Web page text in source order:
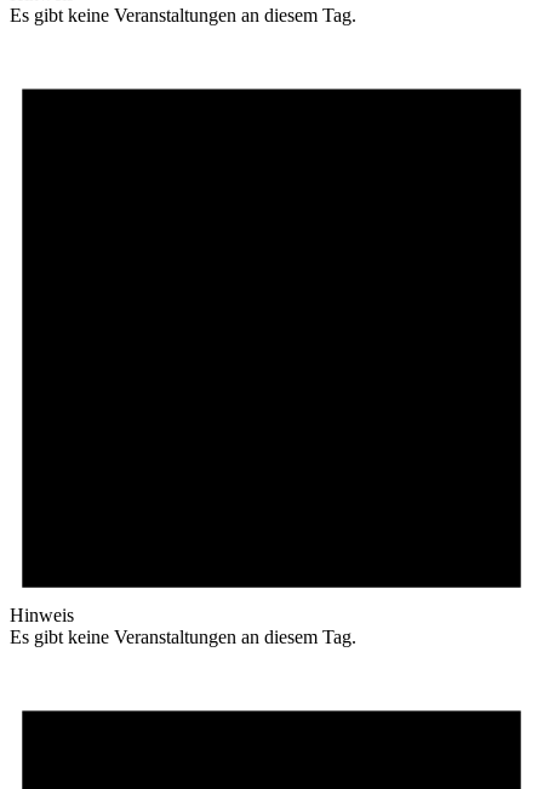
Es gibt keine Veranstaltungen an diesem Tag.
Hinweis
Es gibt keine Veranstaltungen an diesem Tag.